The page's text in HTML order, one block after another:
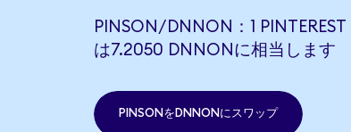
PINSON/DNNON：1
は7.2050 DNNONに相当します
PINSONをDNNONにスワップ